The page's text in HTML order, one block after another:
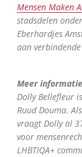
Mensen Maken
stadsdelen
Eberhardjes
aan
Meer
Dolly Bellefleur
Ruud Douma.
vraagt Dolly al
voor
LHBTIQA+